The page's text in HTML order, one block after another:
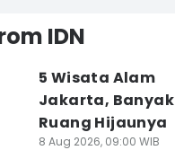
IDN
5 Wisata Alam
Jakarta, Banyak
Ruang Hijaunya
8 Aug 2026, 09:00 WIB